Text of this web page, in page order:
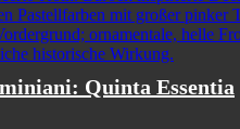
Das Ministerium
Kunststiftung NRW,
Quinta Essentia